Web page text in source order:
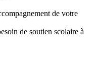
de votre
de soutien scolaire à